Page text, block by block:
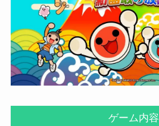
ゲーム内容